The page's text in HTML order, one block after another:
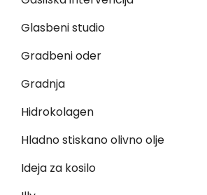
Glasbeni studio
Gradbeni oder
Gradnja
Hidrokolagen
Hladno stiskano olivno olje
Ideja za kosilo